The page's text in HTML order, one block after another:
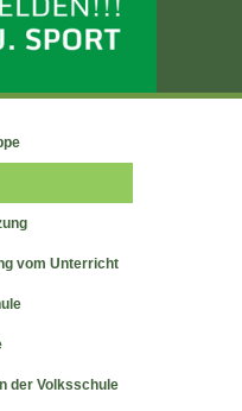
vom Unterricht
der Volksschule